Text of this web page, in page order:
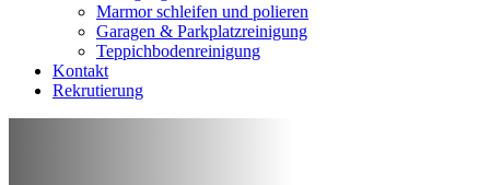
Marmor schleifen und polieren
Garagen & Parkplatzreinigung
Teppichbodenreinigung
Kontakt
Rekrutierung